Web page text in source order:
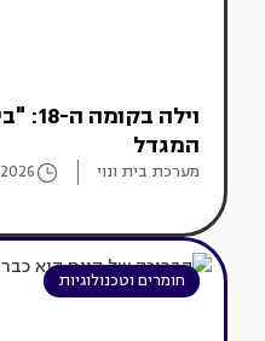
וילה
המגדל
מערכת בית ונוי
חומרים וטכנולוגיות